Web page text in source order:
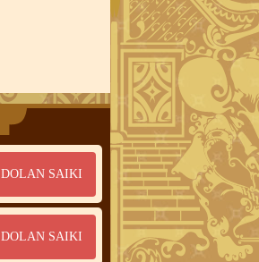
DOLAN SAIKI
DOLAN SAIKI